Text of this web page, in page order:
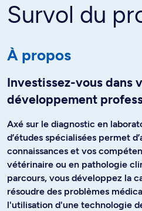
Survol du
À propos
Investissez-vous dans
développement
Axé sur le diagnostic en
d’études spécialisées permet
connaissances et vos
vétérinaire ou en pathologie
parcours, vous développez la
résoudre des problèmes
l'utilisation d'une technologie